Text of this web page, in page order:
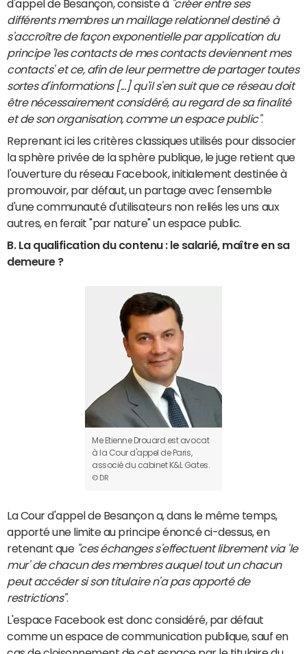
d'appel de Besançon, consiste à "créer entre ses
différents membres un maillage relationnel destiné à
s'accroître de façon exponentielle par application du
principe 'les contacts de mes contacts deviennent mes
contacts' et ce, afin de leur permettre de partager toutes
sortes d'informations [...] qu'il s'en suit que ce réseau doit
être nécessairement considéré, au regard de sa finalité
et de son organisation, comme un espace public".
Reprenant ici les critères classiques utilisés pour dissocier
la sphère privée de la sphère publique, le juge retient que
l'ouverture du réseau Facebook, initialement destinée à
promouvoir, par défaut, un partage avec l'ensemble
d'une communauté d'utilisateurs non reliés les uns aux
autres, en ferait "par nature" un espace public.
B. La qualification du contenu : le salarié, maître en sa
demeure ?
Me Etienne Drouard est avocat
à la Cour d'appel de Paris,
associé du cabinet K&L Gates.
© DR
La Cour d'appel de Besançon a, dans le même temps,
apporté une limite au principe énoncé ci-dessus, en
retenant que "ces échanges s'effectuent librement via 'le
mur' de chacun des membres auquel tout un chacun
peut accéder si son titulaire n'a pas apporté de
restrictions".
L'espace Facebook est donc considéré, par défaut
comme un espace de communication publique, sauf en